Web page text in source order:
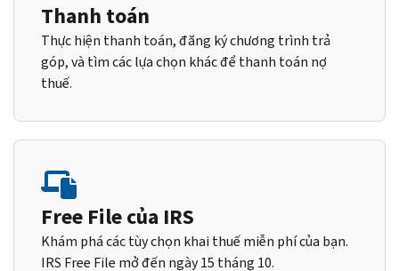
Thanh toán
Thực hiện thanh toán, đăng ký chương trình trả
góp, và tìm các lựa chọn khác để thanh toán nợ
thuế.
Free File của IRS
Khám phá các tùy chọn khai thuế miễn phí của bạn.
IRS Free File mở đến ngày 15 tháng 10.